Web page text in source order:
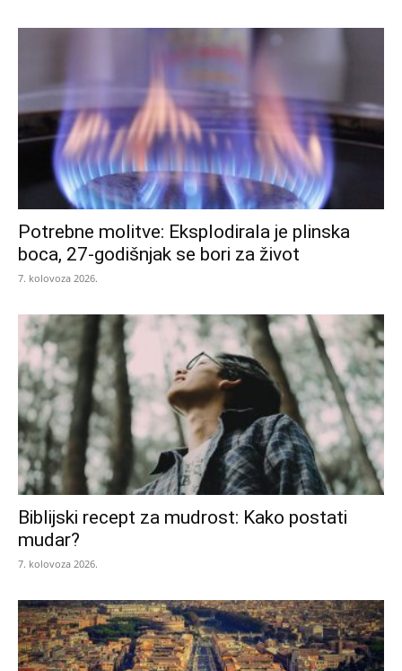
Potrebne molitve: Eksplodirala je plinska
boca, 27-godišnjak se bori za život
7. kolovoza 2026.
Biblijski recept za mudrost: Kako postati
mudar?
7. kolovoza 2026.